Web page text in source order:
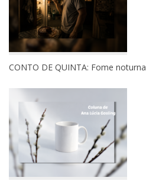
CONTO DE QUINTA: Fome noturna